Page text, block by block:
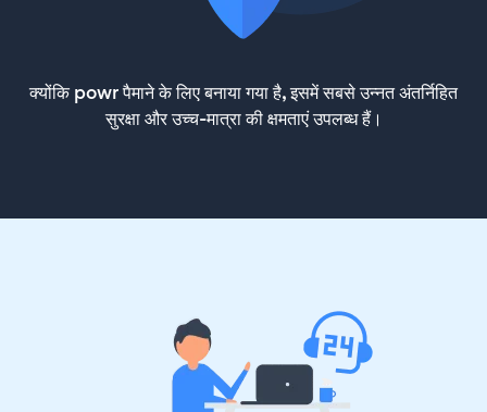
क्योंकि powr पैमाने के लिए बनाया गया है, इसमें सबसे उन्नत अंतर्निहित
सुरक्षा और उच्च-मात्रा की क्षमताएं उपलब्ध हैं।